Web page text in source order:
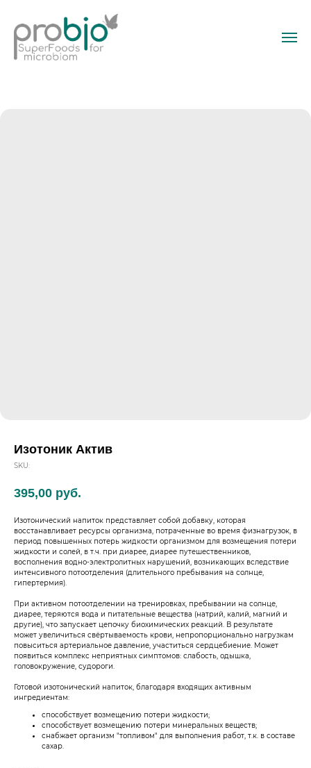
Изотоник Актив
SKU:
395,00 руб.
Изотонический напиток представляет собой добавку, которая
восстанавливает ресурсы организма, потраченные во время физнагрузок, в
период повышенных потерь жидкости организмом для возмещения потери
жидкости и солей, в т.ч. при диарее, диарее путешественников,
восполнения водно-электролитных нарушений, возникающих вследствие
интенсивного потоотделения (длительного пребывания на солнце,
гипертермия).
При активном потоотделении на тренировках, пребывании на солнце,
диарее, теряются вода и питательные вещества (натрий, калий, магний и
другие), что запускает цепочку биохимических реакций. В результате
может увеличиться свёртываемость крови, непропорционально нагрузкам
повыситься артериальное давление, участиться сердцебиение. Может
появиться комплекс неприятных симптомов: слабость, одышка,
головокружение, судороги.
Готовой изотонический напиток, благодаря входящих активным
ингредиентам:
способствует возмещению потери жидкости;
способствует возмещению потери минеральных веществ;
снабжает организм "топливом" для выполнения работ, т.к. в составе
сахар.